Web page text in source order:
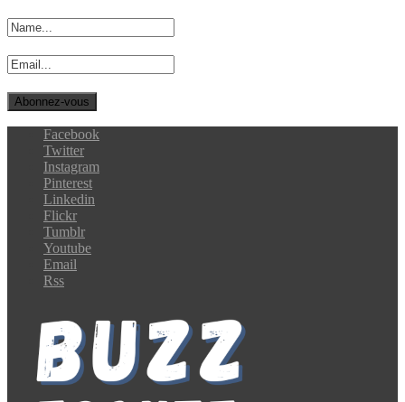
Facebook
Twitter
Instagram
Pinterest
Linkedin
Flickr
Tumblr
Youtube
Email
Rss